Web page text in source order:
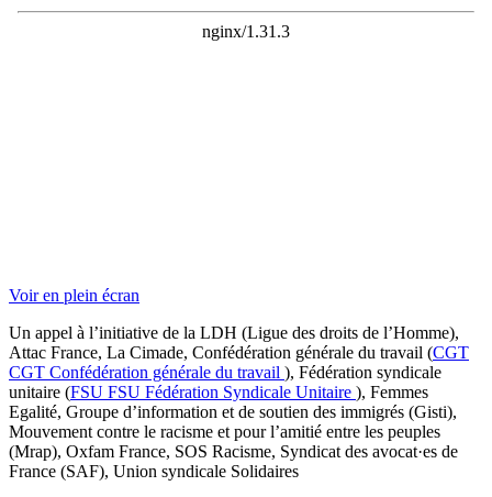
Voir en plein écran
Un appel à l’initiative de la LDH (Ligue des droits de l’Homme),
Attac France, La Cimade, Confédération générale du travail (CGT
CGT Confédération générale du travail ), Fédération syndicale
unitaire (FSU FSU Fédération Syndicale Unitaire ), Femmes
Egalité, Groupe d’information et de soutien des immigrés (Gisti),
Mouvement contre le racisme et pour l’amitié entre les peuples
(Mrap), Oxfam France, SOS Racisme, Syndicat des avocat·es de
France (SAF), Union syndicale Solidaires